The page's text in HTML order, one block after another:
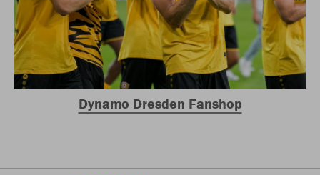
Dynamo Dresden Fanshop